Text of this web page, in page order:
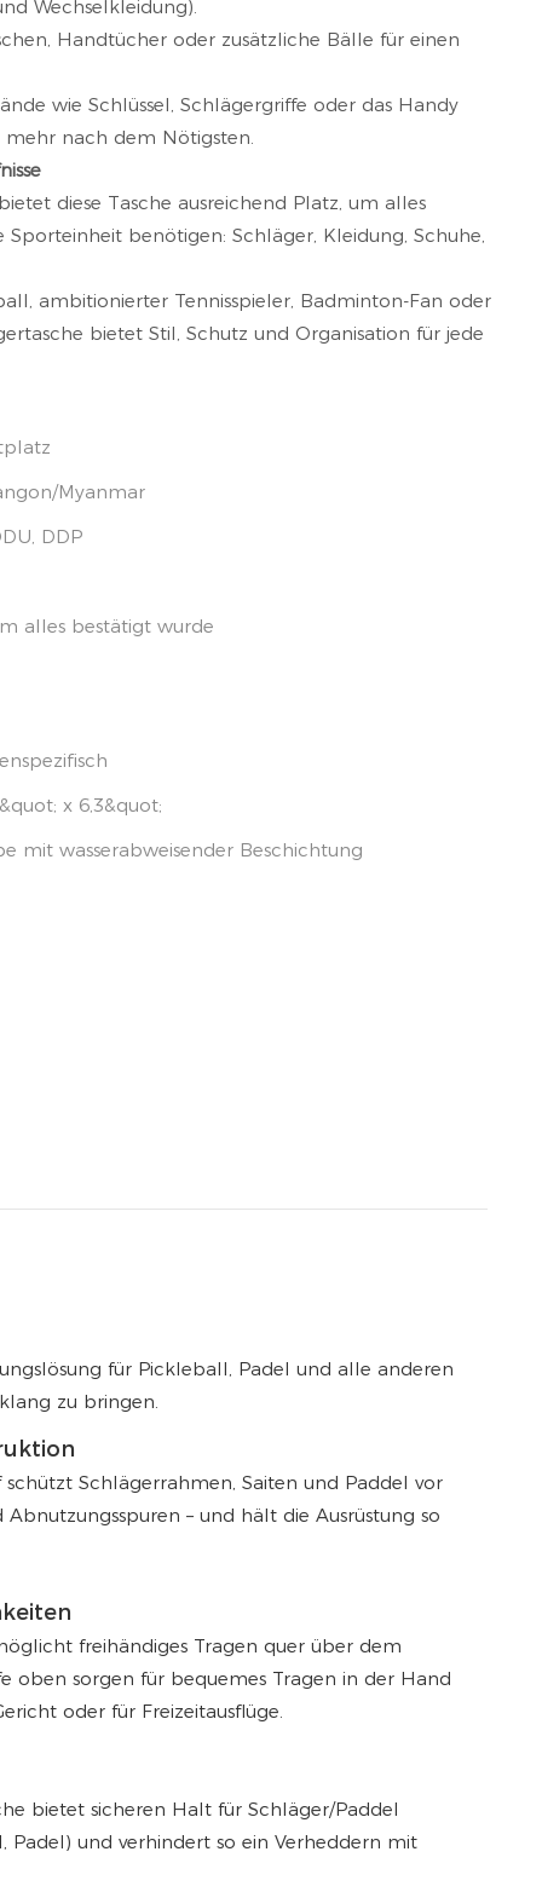
Wechselkleidung).
Handtücher oder zusätzliche Bälle für einen
wie Schlüssel, Schlägergriffe oder das Handy
mehr nach dem Nötigsten.
diese Tasche ausreichend Platz, um alles
benötigen: Schläger, Kleidung, Schuhe,
ambitionierter Tennisspieler, Badminton-Fan oder
bietet Stil, Schutz und Organisation für jede
Myanmar
DDP
alles bestätigt wurde
x 6,3&quot;
mit wasserabweisender Beschichtung
für Pickleball, Padel und alle anderen
zu bringen.
Schlägerrahmen, Saiten und Paddel vor
– und hält die Ausrüstung so
freihändiges Tragen quer über dem
oben sorgen für bequemes Tragen in der Hand
oder für Freizeitausflüge.
bietet sicheren Halt für Schläger/Paddel
Padel) und verhindert so ein Verheddern mit